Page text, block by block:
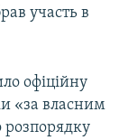
участь в
офіційну
«за власним